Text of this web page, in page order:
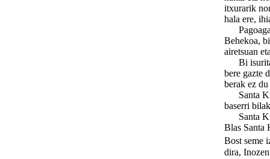
itxurarik
hala ere,
Behekoa,
airetsuan
Bi
bere gazte
berak ez
Santa
baserri
Santa
Blas Santa
Bost seme
dira,